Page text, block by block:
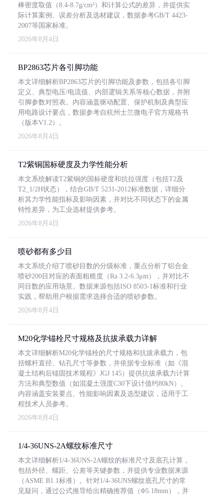
棒密度取值（8.4-8.7g/cm³）和计算公式的差异，并提供实
际计算案例、误差分析及选材建议，数据参考GB/T 4423-
2007等国家标准。
2026年8月4日
BP2863芯片各引脚功能
本文详细解析BP2863芯片的引脚功能及参数，包括各引脚
定义、典型电压/电流值、内部逻辑关系等核心数据，并附
引脚参数对照表。内容涵盖驱动配置、保护机制及典型应
用电路设计要点，数据参考自杭州士兰微电子官方规格书
（版本V1.2）。
2026年8月4日
T2紫铜国标硬度及力学性能分析
本文系统解读T2紫铜的国标硬度和抗拉强度（包括T2及
T2_1/2H状态），结合GB/T 5231-2012标准数据，详细分
析其力学性能指标及影响因素，并对比不同状态下的金属
特性差异，为工业选材提供参考。
2026年8月4日
喷砂都有多少目
本文系统介绍了喷砂目数的分级标准，重点分析了铝合金
喷砂200目对应的表面粗糙度（Ra 3.2-6.3μm），并对比不
同目数的应用场景。数据来源包括ISO 8503-1标准和行业
实践，帮助用户根据需求选择合适的喷砂参数。
2026年8月4日
M20化学锚栓尺寸规格及抗拔承载力详解
本文详细解析M20化学锚栓的尺寸规格和抗拔承载力，包
括螺杆直径、钻孔尺寸等参数，并依据专业标准（如《混
凝土结构后锚固技术规程》JGJ 145）提供抗拔承载力计算
方法和典型数值（如混凝土强度C30下设计值约80kN）。
内容涵盖安装要点、性能影响因素及选型建议，适用于工
程技术人员参考。
2026年8月4日
1/4-36UNS-2A螺纹标准尺寸
本文详细解析1/4-36UNS-2A螺纹的标准尺寸及底孔计算，
包括外径、螺距、公差等关键参数，并提供专业数据来源
（ASME B1.1标准）。针对1/4-36UNS螺纹底孔尺寸的常
见疑问，通过公式推导给出精确推荐值（Φ5.18mm），并